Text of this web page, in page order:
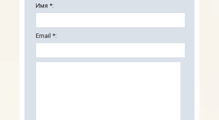
Имя *:
Email *: